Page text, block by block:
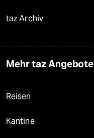
taz Archiv
Mehr taz Angebote
Reisen
Kantine